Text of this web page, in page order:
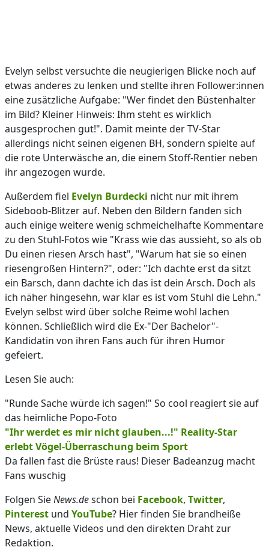
Evelyn selbst versuchte die neugierigen Blicke noch auf
etwas anderes zu lenken und stellte ihren Follower:innen
eine zusätzliche Aufgabe: "Wer findet den Büstenhalter
im Bild? Kleiner Hinweis: Ihm steht es wirklich
ausgesprochen gut!". Damit meinte der TV-Star
allerdings nicht seinen eigenen BH, sondern spielte auf
die rote Unterwäsche an, die einem Stoff-Rentier neben
ihr angezogen wurde.
Außerdem fiel Evelyn Burdecki nicht nur mit ihrem
Sideboob-Blitzer auf. Neben den Bildern fanden sich
auch einige weitere wenig schmeichelhafte Kommentare
zu den Stuhl-Fotos wie "Krass wie das aussieht, so als ob
Du einen riesen Arsch hast", "Warum hat sie so einen
riesengroßen Hintern?", oder: "Ich dachte erst da sitzt
ein Barsch, dann dachte ich das ist dein Arsch. Doch als
ich näher hingesehn, war klar es ist vom Stuhl die Lehn."
Evelyn selbst wird über solche Reime wohl lachen
können. Schließlich wird die Ex-"Der Bachelor"-
Kandidatin von ihren Fans auch für ihren Humor
gefeiert.
Lesen Sie auch:
"Runde Sache würde ich sagen!" So cool reagiert sie auf
das heimliche Popo-Foto
"Ihr werdet es mir nicht glauben...!" Reality-Star
erlebt Vögel-Überraschung beim Sport
Da fallen fast die Brüste raus! Dieser Badeanzug macht
Fans wuschig
Folgen SieNews.deschon bei Facebook, Twitter,
Pinterest und YouTube? Hier finden Sie brandheiße
News, aktuelle Videos und den direkten Draht zur
Redaktion.